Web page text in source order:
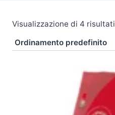
Visualizzazione di 4 risultati